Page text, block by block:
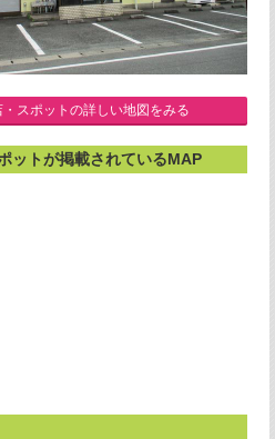
・スポットの詳しい地図をみる
ットが掲載されているMAP